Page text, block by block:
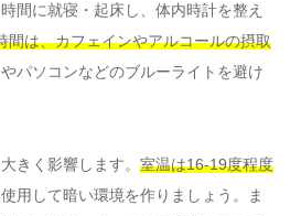
間に就寝・起床し、体内時計を整え
間は、カフェインやアルコールの摂取
パソコンなどのブルーライトを避け
きく影響します。 室温は16-19度程度
用して暗い環境を作りましょう。ま